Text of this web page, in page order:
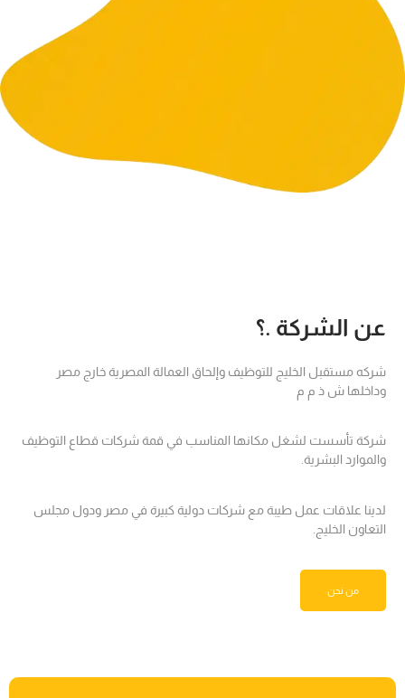
عن الشركة .؟
شركه مستقبل الخليج للتوظيف وإلحاق العمالة المصرية خارج مصر
وداخلها ش ذ م م
شركة تأسست لشغل مكانها المناسب في قمة شركات قطاع التوظيف
والموارد البشرية.
لدينا علاقات عمل طيبة مع شركات دولية كبيرة في مصر ودول مجلس
التعاون الخليج.
من نحن